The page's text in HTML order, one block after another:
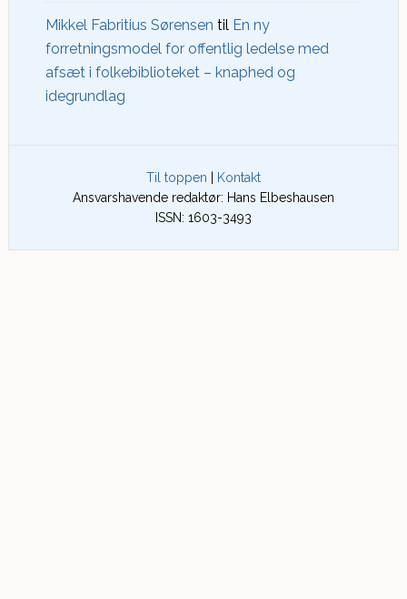
Mikkel Fabritius Sørensen til En ny
forretningsmodel for offentlig ledelse med
afsæt i folkebiblioteket – knaphed og
idegrundlag
Til toppen
Kontakt
Ansvarshavende redaktør: Hans Elbeshausen
ISSN: 1603-3493